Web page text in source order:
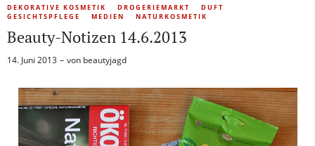
DEKORATIVE KOSMETIK DROGERIEMARKT
DUFT
GESICHTSPFLEGE
MEDIEN NATURKOSMETIK
Beauty-Notizen 14.6.2013
14. Juni 2013 von beautyjagd